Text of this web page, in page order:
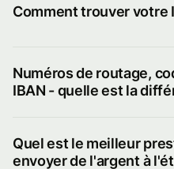
Comment trouver votre
Numéros de routage,
IBAN - quelle est la
Quel est le meilleur
envoyer de l'argent à